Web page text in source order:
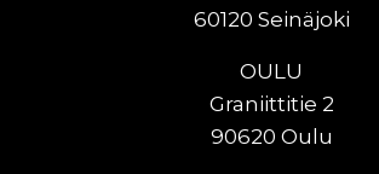
60120 Seinäjoki
OULU
Graniittitie 2
90620 Oulu